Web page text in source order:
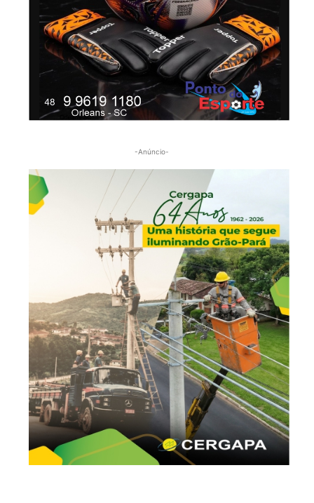
© Imprensa News Sul - Todos os Direitos
Reservados.
CNPJ: 05.363.840/0001-32